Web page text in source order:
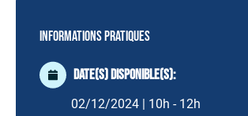
Informations pratiques
Date(s) disponible(s):
02/12/2024 | 10h - 12h